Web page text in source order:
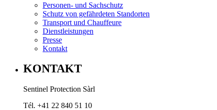
Personen- und Sachschutz
Schutz von gefährdeten Standorten
Transport und Chauffeure
Dienstleistungen
Presse
Kontakt
KONTAKT
Sentinel Protection Sàrl
Tél. +41 22 840 51 10